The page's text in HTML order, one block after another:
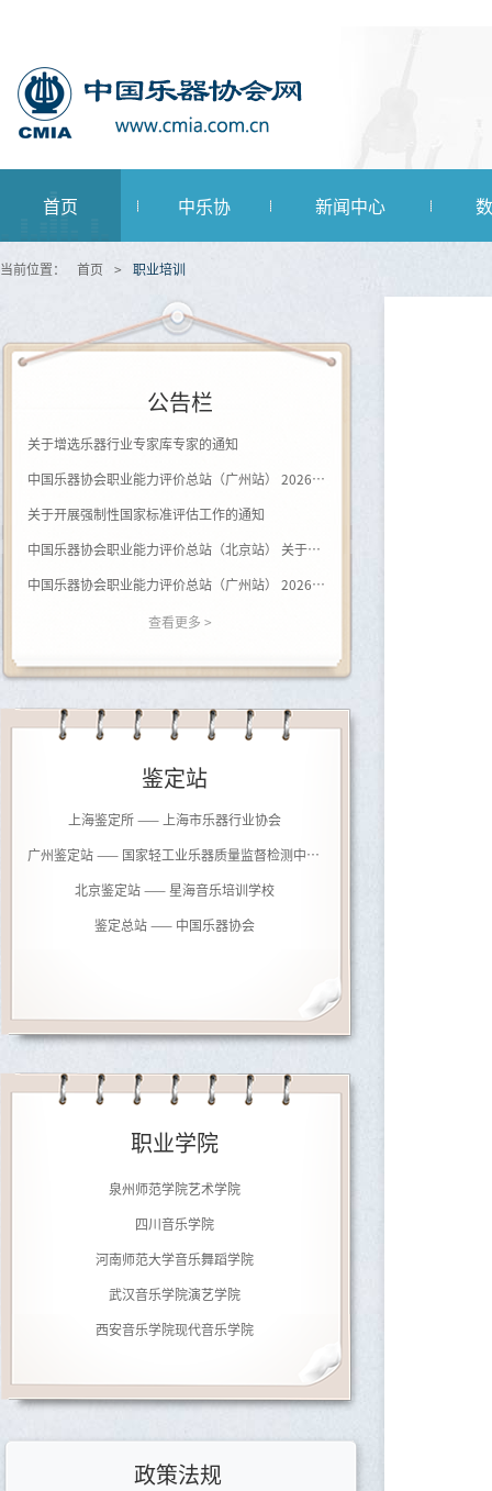
首页 中乐协 新闻中心
当前位置： 首页 > 职业培训
公告栏
关于增选乐器行业专家库专家的通知
中国乐器协会职业能力评价总站（广州站） 2026年第一批《钢琴及键盘乐器制作工》登记评价通知
关于开展强制性国家标准评估工作的通知
中国乐器协会职业能力评价总站（北京站） 关于开展（黑河学院）钢琴调律师职业等级评价的通知
中国乐器协会职业能力评价总站（广州站） 2026年广西站钢琴调律师等级评价通知
查看更多 >
鉴定站
上海鉴定所 —— 上海市乐器行业协会
广州鉴定站 —— 国家轻工业乐器质量监督检测中心（广州）
北京鉴定站 —— 星海音乐培训学校
鉴定总站 —— 中国乐器协会
职业学院
济南大学音乐学院
广东文艺职业学院
泉州师范学院艺术学院
四川音乐学院
河南师范大学音乐舞蹈学院
武汉音乐学院演艺学院
西安音乐学院现代音乐学院
北京劲松职业高中
南京师范大学音乐学院
政策法规